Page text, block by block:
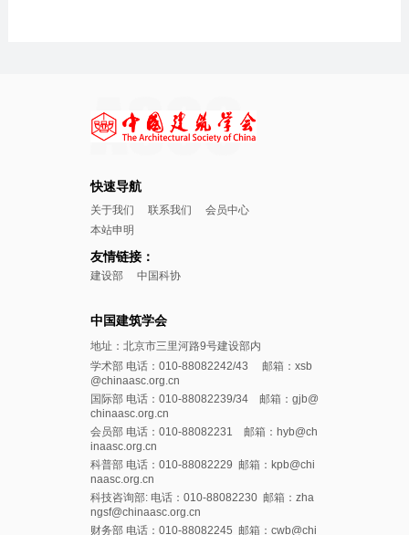
快速导航
关于我们 联系我们
会员中心
本站申明
友情链接：
建设部 中国科协
中国建筑学会
地址：北京市三里河路9号建设部内
学术部 电话：010-88082242/43 邮箱：xsb
@chinaasc.org.cn
国际部 电话：010-88082239/34 邮箱：gjb@
chinaasc.org.cn
会员部 电话：010-88082231 邮箱：hyb@ch
inaasc.org.cn
科普部 电话：010-88082229 邮箱：kpb@chi
naasc.org.cn
科技咨询部: 电话：010-88082230 邮箱：zha
ngsf@chinaasc.org.cn
财务部 电话：010-88082245 邮箱：cwb@chi